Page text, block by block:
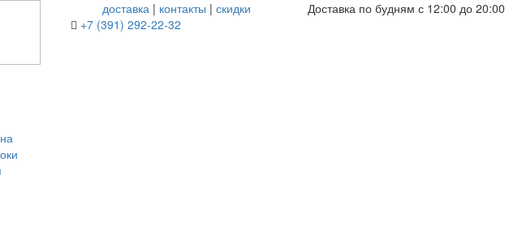
доставка | контакты |скидки
+7 (391) 292-22-32
Доставка по будням с 12:00 до 20:00